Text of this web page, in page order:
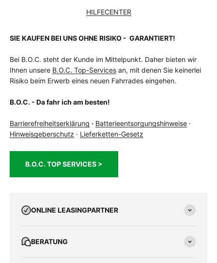
HILFECENTER
SIE KAUFEN BEI UNS OHNE RISIKO - GARANTIERT!
Bei B.O.C. steht der Kunde im Mittelpunkt. Daher bieten wir
Ihnen unsere B.O.C. Top-Services an, mit denen Sie keinerlei
Risiko beim Erwerb eines neuen Fahrrades eingehen.
B.O.C. - Da fahr ich am besten!
Barrierefreiheitserklärung · Batterieentsorgungshinweise ·
Hinweisgeberschutz · Lieferketten-Gesetz
B.O.C. TOP SERVICES >
ONLINE LEASINGPARTNER
BERATUNG